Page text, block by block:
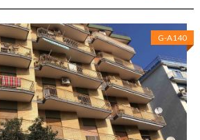
G-A140